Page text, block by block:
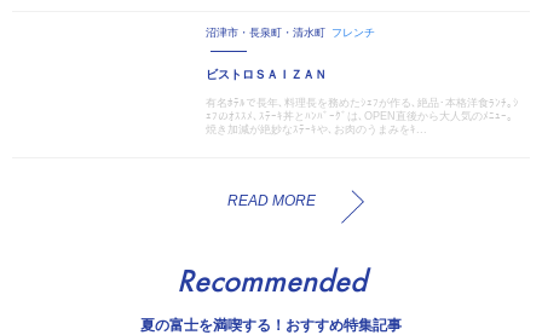
沼津市・長泉町・清水町 フレンチ
ビストロＳＡＩＺＡＮ
有名ﾎﾃﾙで長年､料理長を務めたｼｪﾌが作る､絶品･本格洋食ﾗﾝﾁ｡ｼ
ｪﾌのｵｽｽﾒ､ｽﾃｰｷ丼とﾊﾝﾊﾞｰｸﾞは､OPEN直後から大人気のﾒﾆｭｰ｡
焼き加減が絶妙なｽﾃｰｷや､お肉のうまみをｷ...
READ MORE
Recommended
夏の富士を満喫する！おすすめ特集記事